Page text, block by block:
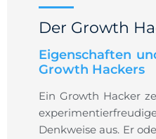
Der Growth
Eigenschaften
Growth Hackers
Ein Growth Hacker
Denkweise aus. Er